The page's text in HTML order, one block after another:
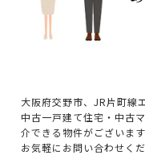
大阪府交野市、JR片町線
中古一戸建て住宅・中古
介できる物件がございま
お気軽にお問い合わせくだ